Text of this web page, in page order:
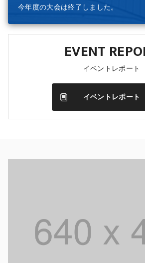
今年度の大会は終了しました。
EVENT
イベントレポート
イベントレポート